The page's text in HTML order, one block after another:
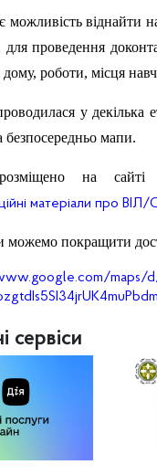
можливість віднайти
для проведення
роботи, місця
у декілька
безпосередньо мапи.
на
матеріали про ВІЛ/
можемо покращити
maps/
сервіси